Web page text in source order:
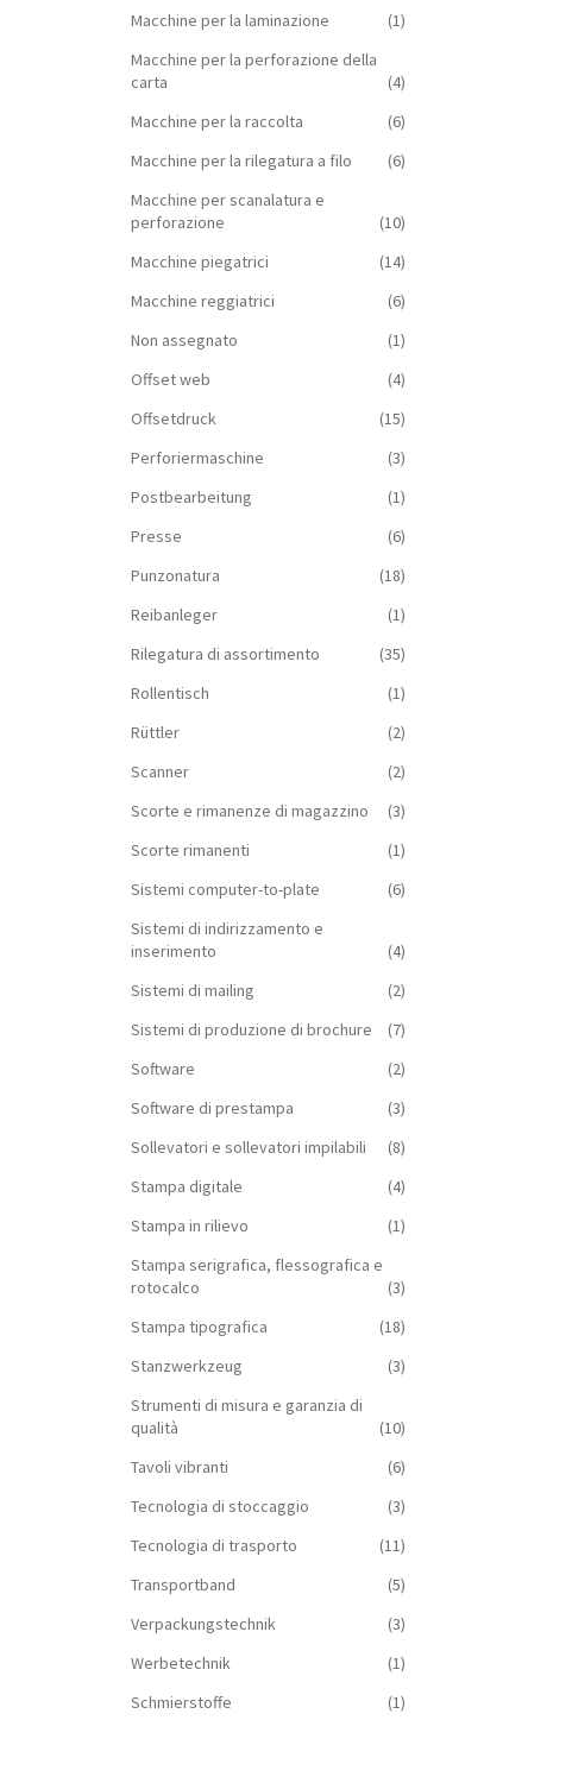
Macchine per la laminazione
(1)
Macchine per la perforazione della
carta
(4)
Macchine per la raccolta
(6)
Macchine per la rilegatura a filo
(6)
Macchine per scanalatura e
perforazione
(10)
Macchine piegatrici
(14)
Macchine reggiatrici
(6)
Non assegnato
(1)
Offset web
(4)
Offsetdruck
(15)
Perforiermaschine
(3)
Postbearbeitung
(1)
Presse
(6)
Punzonatura
(18)
Reibanleger
(1)
Rilegatura di assortimento
(35)
Rollentisch
(1)
Rüttler
(2)
Scanner
(2)
Scorte e rimanenze di magazzino
(3)
Scorte rimanenti
(1)
Sistemi computer-to-plate
(6)
Sistemi di indirizzamento e
inserimento
(4)
Sistemi di mailing
(2)
Sistemi di produzione di brochure
(7)
Software
(2)
Software di prestampa
(3)
Sollevatori e sollevatori impilabili
(8)
Stampa digitale
(4)
Stampa in rilievo
(1)
Stampa serigrafica, flessografica e
rotocalco
(3)
Stampa tipografica
(18)
Stanzwerkzeug
(3)
Strumenti di misura e garanzia di
qualità
(10)
Tavoli vibranti
(6)
Tecnologia di stoccaggio
(3)
Tecnologia di trasporto
(11)
Transportband
(5)
Verpackungstechnik
(3)
Werbetechnik
(1)
Schmierstoffe
(1)